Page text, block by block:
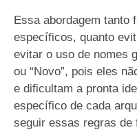
Essa abordagem tanto
específicos, quanto
evitar o uso de nomes
ou “Novo”, pois eles
e dificultam a pronta
específico de cada
seguir essas regras de